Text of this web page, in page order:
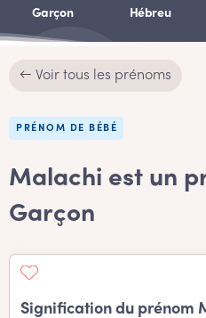
Garçon Hébreu
← Voir tous les prénoms
PRÉNOM DE BÉBÉ
Malachi est un
Garçon
Signification du prénom